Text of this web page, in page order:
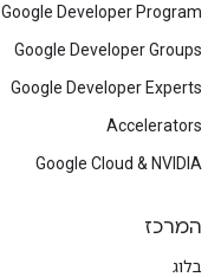
Google Developer Program
Google Developer Groups
Google Developer Experts
Accelerators
Google Cloud & NVIDIA
המרכז
בלוג